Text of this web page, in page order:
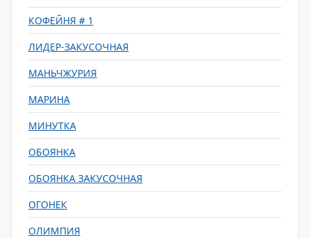
КОФЕЙНЯ # 1
ЛИДЕР-ЗАКУСОЧНАЯ
МАНЬЧЖУРИЯ
МАРИНА
МИНУТКА
ОБОЯНКА
ОБОЯНКА ЗАКУСОЧНАЯ
ОГОНЕК
ОЛИМПИЯ